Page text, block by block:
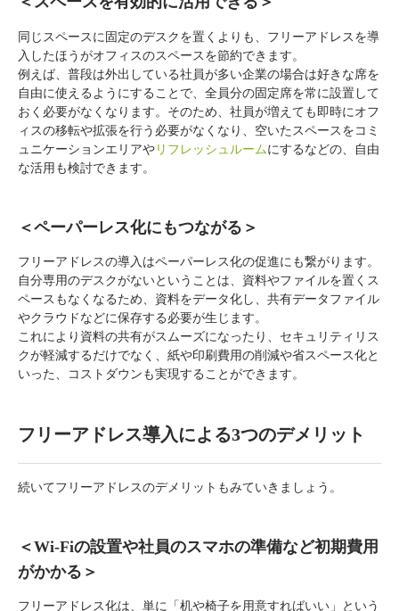
同じスペースに固定のデスクを置くよりも、フリーアドレスを導
入したほうがオフィスのスペースを節約できます。
例えば、普段は外出している社員が多い企業の場合は好きな席を
自由に使えるようにすることで、全員分の固定席を常に設置して
おく必要がなくなります。そのため、社員が増えても即時にオフ
ィスの移転や拡張を行う必要がなくなり、空いたスペースをコミ
ュニケーションエリアやリフレッシュルームにするなどの、自由
な活用も検討できます。
＜ペーパーレス化にもつながる＞
フリーアドレスの導入はペーパーレス化の促進にも繋がります。
自分専用のデスクがないということは、資料やファイルを置くス
ペースもなくなるため、資料をデータ化し、共有データファイル
やクラウドなどに保存する必要が生じます。
これにより資料の共有がスムーズになったり、セキュリティリス
クが軽減するだけでなく、紙や印刷費用の削減や省スペース化と
いった、コストダウンも実現することができます。
フリーアドレス導入による3つのデメリット
続いてフリーアドレスのデメリットもみていきましょう。
＜Wi-Fiの設置や社員のスマホの準備など初期費用
がかかる＞
フリーアドレス化は、単に「机や椅子を用意すればいい」という